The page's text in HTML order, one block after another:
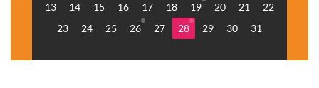
13
14 15 16 17 18 19 20 21
22
23
24 25 26 27 28 29 30 31